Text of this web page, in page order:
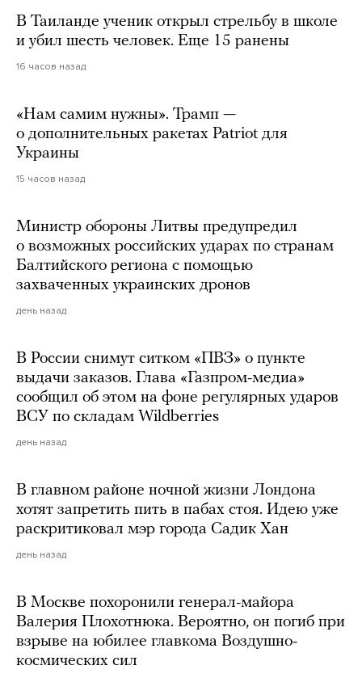
В Таиланде ученик открыл стрельбу в школе
и убил шесть человек. Еще 15 ранены
16 часов назад
«Нам самим нужны». Трамп —
о дополнительных ракетах Patriot для
Украины
15 часов назад
Министр обороны Литвы предупредил
о возможных российских ударах по странам
Балтийского региона с помощью
захваченных украинских дронов
день назад
В России снимут ситком «ПВЗ» о пункте
выдачи заказов. Глава «Газпром-медиа»
сообщил об этом на фоне регулярных ударов
ВСУ по складам Wildberries
день назад
В главном районе ночной жизни Лондона
хотят запретить пить в пабах стоя. Идею уже
раскритиковал мэр города Садик Хан
день назад
В Москве похоронили генерал-майора
Валерия Плохотнюка. Вероятно, он погиб при
взрыве на юбилее главкома Воздушно-
космических сил